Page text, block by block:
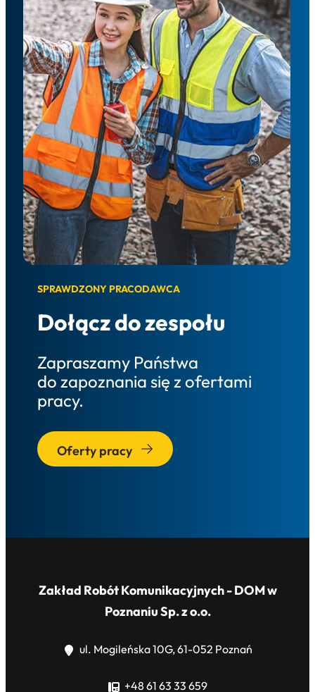
SPRAWDZONY PRACODAWCA
Dołącz do zespołu
Zapraszamy Państwa
do zapoznania się z ofertami
pracy.
Oferty pracy
Zakład Robót Komunikacyjnych - DOM w
Poznaniu Sp. z o.o.
ul. Mogileńska 10G, 61-052 Poznań
+48 61 63 33 659